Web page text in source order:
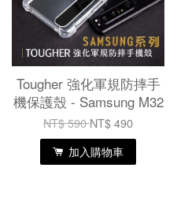
Tougher 強化軍規防摔手
機保護殼 - Samsung M32
NT$ 590NT$ 490
加入購物車